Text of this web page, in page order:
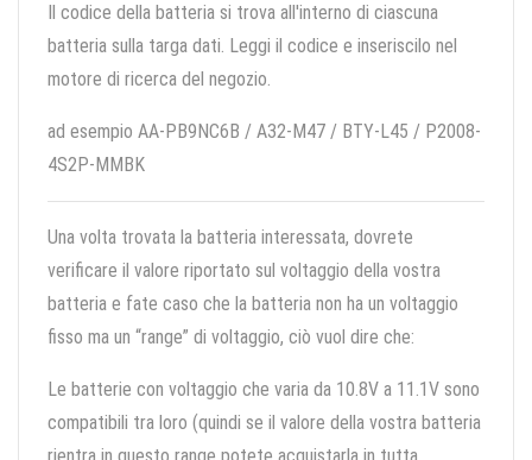
Il codice della batteria si trova all'interno di ciascuna
batteria sulla targa dati. Leggi il codice e inseriscilo nel
motore di ricerca del negozio.
ad esempio AA-PB9NC6B / A32-M47 / BTY-L45 / P2008-
4S2P-MMBK
Una volta trovata la batteria interessata, dovrete
verificare il valore riportato sul voltaggio della vostra
batteria e fate caso che la batteria non ha un voltaggio
fisso ma un “range” di voltaggio, ciò vuol dire che:
Le batterie con voltaggio che varia da 10.8V a 11.1V sono
compatibili tra loro (quindi se il valore della vostra batteria